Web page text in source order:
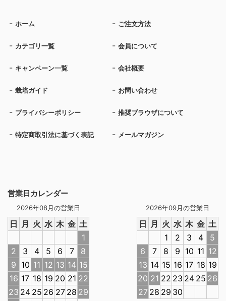
営業日カレンダー
2026年08月の営業日
日 月 火 水 木 金 土
1
2
3 4 5 6 7
8
9 10 11 12 13 14 15
16 17 18 19 20 21 22
23 24 25 26 27 28 29
2026年09月の営業日
日 月 火 水 木 金 土
1
2 3 4
5
6
7 8 9 10 11 12
13 14 15 16 17 18 19
20 21 22 23 24 25 26
27 28 29 30
ホーム ご注文方法
カテゴリ一覧 会員について
キャンペーン一覧 会社概要
栽培ガイド お問い合わせ
プライバシーポリシー 推奨ブラウザについて
特定商取引法に基づく表記 メールマガジン